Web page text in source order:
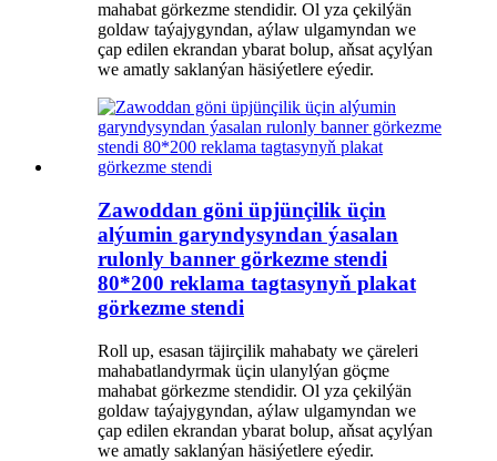
mahabat görkezme stendidir. Ol yza çekilýän
goldaw taýajygyndan, aýlaw ulgamyndan we
çap edilen ekrandan ybarat bolup, aňsat açylýan
we amatly saklanýan häsiýetlere eýedir.
Zawoddan göni üpjünçilik üçin
alýumin garyndysyndan ýasalan
rulonly banner görkezme stendi
80*200 reklama tagtasynyň plakat
görkezme stendi
Roll up, esasan täjirçilik mahabaty we çäreleri
mahabatlandyrmak üçin ulanylýan göçme
mahabat görkezme stendidir. Ol yza çekilýän
goldaw taýajygyndan, aýlaw ulgamyndan we
çap edilen ekrandan ybarat bolup, aňsat açylýan
we amatly saklanýan häsiýetlere eýedir.